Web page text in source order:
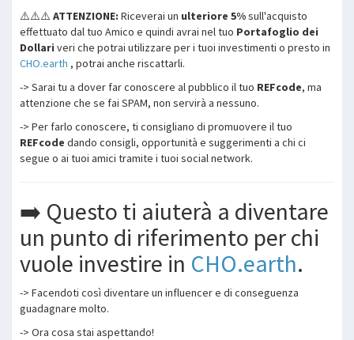
⚠️⚠️⚠️ ATTENZIONE: Riceverai un ulteriore 5%sull'acquisto
effettuato dal tuo Amico e quindi avrai nel tuo Portafoglio dei
Dollari veri che potrai utilizzare per i tuoi investimenti o presto in
CHO.earth , potrai anche riscattarli.
-> Sarai tu a dover far conoscere al pubblico il tuo REFcode, ma
attenzione che se fai SPAM, non servirà a nessuno.
-> Per farlo conoscere, ti consigliano di promuovere il tuo
REFcode dando consigli, opportunità e suggerimenti a chi ci
segue o ai tuoi amici tramite i tuoi social network.
➡️ Questo ti aiuterà a diventare
un punto di riferimento per chi
vuole investire in CHO.earth.
-> Facendoti così diventare un influencer e di conseguenza
guadagnare molto.
-> Ora cosa stai aspettando!